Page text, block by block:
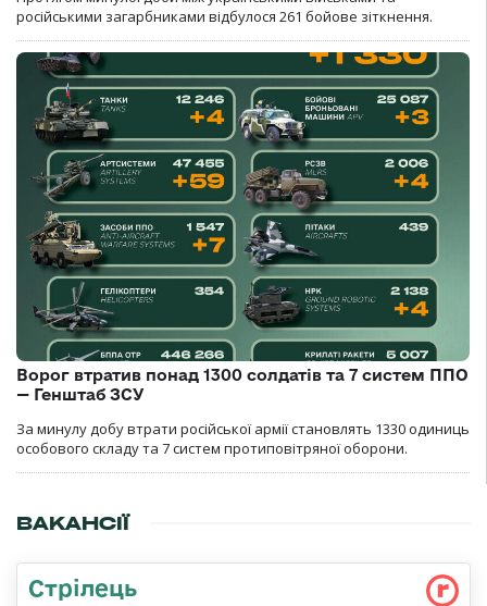
російськими загарбниками відбулося 261 бойове зіткнення.
Ворог втратив понад 1300 солдатів та 7 систем ППО
— Генштаб ЗСУ
За минулу добу втрати російської армії становлять 1330 одиниць
особового складу та 7 систем протиповітряної оборони.
ВАКАНСІЇ
Стрілець